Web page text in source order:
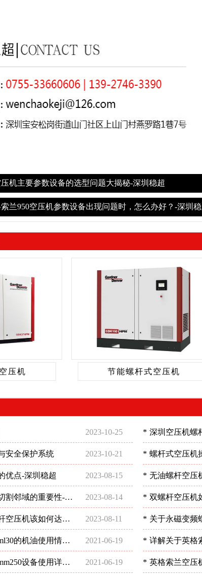
压机主要参数设备的选型问题大揭秘-深圳稳超
兰950空压机参数设备出现问题时，怎么办好？-深圳稳
压机 节能螺杆式空压机
2023-10-25 * 深圳空压机螺
择空压机
安全保护系统 2023-10-21 * 螺杆式空压机
优点-深圳稳超 2023-08-15 * 无油螺杆空压
圳稳超
割邻域的重要性-深 2023-08-14 * 双螺杆空压机
空压机该如何达到
稳超
2023-08-11 * 关于永磁变频
的机油使用情况- 2021-06-19 * 详解关于英格
题-深圳稳超
设备使用详情 2021-06-19 * 英格索兰空压